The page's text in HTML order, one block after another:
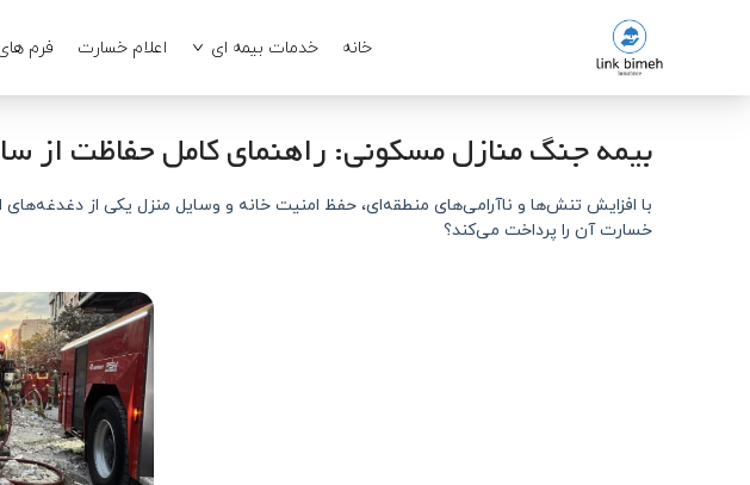
خانه خدمات بیمه ای اعلام خسارت فرم
بیمه جنگ منازل مسکونی: راهنمای کامل حفاظت از
با افزایش تنش‌ها و ناآرامی‌های منطقه‌ای، حفظ امنیت خانه و وسایل منزل یکی از
خسارت آن را پرداخت می‌کند؟